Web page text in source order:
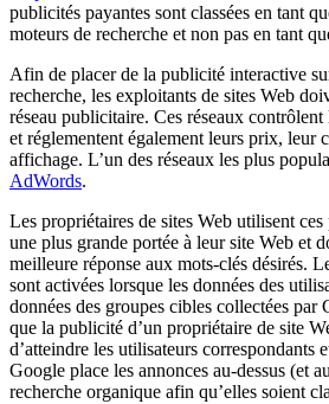
publicités payantes sont classées en tant
moteurs de recherche et non pas en tant
Afin de placer de la publicité interactive
recherche, les exploitants de sites Web
réseau publicitaire. Ces réseaux
et réglementent également leurs prix, leur
affichage. L’un des réseaux les plus
AdWords.
Les propriétaires de sites Web utilisent
une plus grande portée à leur site Web et
meilleure réponse aux mots-clés désirés.
sont activées lorsque les données des
données des groupes cibles collectées par
que la publicité d’un propriétaire de site
d’atteindre les utilisateurs correspondants
Google place les annonces au-dessus (et
recherche organique afin qu’elles soient